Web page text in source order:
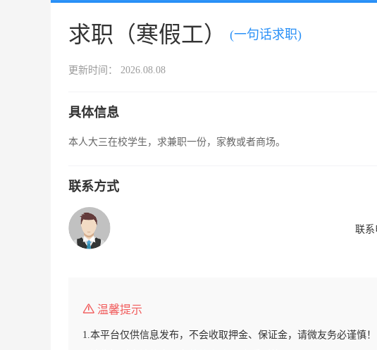
求职（寒假工） (一句话求职)
更新时间： 2026.08.08
具体信息
本人大三在校学生，求兼职一份，家教或者商场。
联系方式
联系
温馨提示
1.本平台仅供信息发布，不会收取押金、保证金，请微友务必谨慎！